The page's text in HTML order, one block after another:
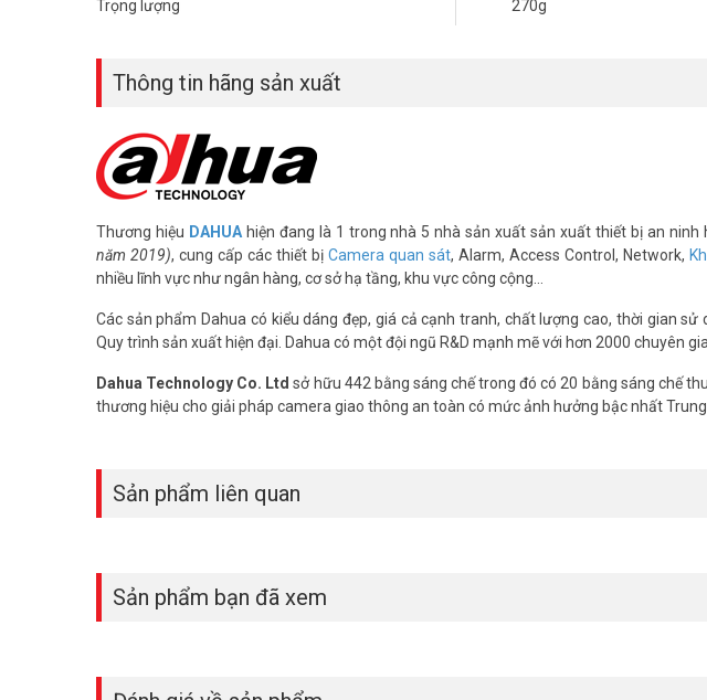
Trọng lượng 270g
Thông tin hãng sản xuất
Thương hiệu DAHUAhiện đang là 1 trong nhà 5 nhà sản xuất sản xuất thiết bị an ninh
năm 2019), cung cấp các thiết bị Camera quan sát, Alarm, Access Control, Network,
nhiều lĩnh vực như ngân hàng, cơ sở hạ tầng, khu vực công cộng…
Các sản phẩm Dahua có kiểu dáng đẹp, giá cả cạnh tranh, chất lượng cao, thời gian
Quy trình sản xuất hiện đại. Dahua có một đội ngũ R&D mạnh mẽ với hơn 2000 chuyên
Dahua Technology Co. Ltd sở hữu 442 bằng sáng chế trong đó có 20 bằng sáng chế
thương hiệu cho giải pháp camera giao thông an toàn có mức ảnh hưởng bậc nhất Trung
Sản phẩm liên quan
Sản phẩm bạn đã xem